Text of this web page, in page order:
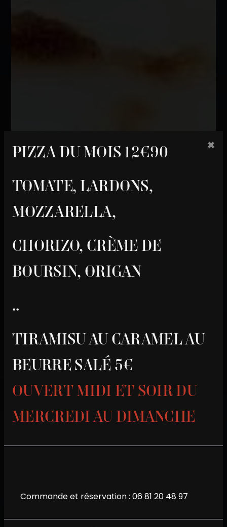
PIZZA DU MOIS 12€90
TOMATE, LARDONS,
MOZZARELLA,
CHORIZO, CRÈME DE
BOURSIN, ORIGAN
..
TIRAMISU AU CARAMEL AU
BEURRE SALÉ 5€
OUVERT MIDI ET SOIR DU
MERCREDI AU DIMANCHE
×
Commande et réservation : 06 81 20 48 97